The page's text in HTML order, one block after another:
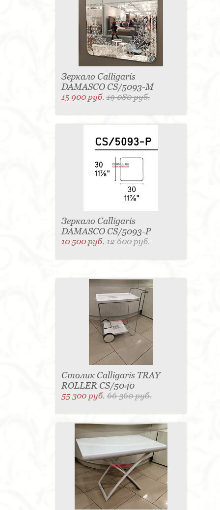
Зеркало Calligaris
DAMASCO CS/5093-M
15 900 руб.19 080 руб.
Зеркало Calligaris
DAMASCO CS/5093-P
10 500 руб.12 600 руб.
Столик Calligaris TRAY
ROLLER CS/5040
55 300 руб.66 360 руб.